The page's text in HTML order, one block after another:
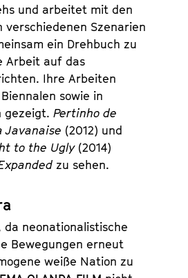
und arbeitet mit den
verschiedenen Szenarien
ein Drehbuch zu
Arbeit auf das
Ihre Arbeiten
sowie in
gezeigt. Pertinho de
Javanaise (2012) und
to the Ugly(2014)
zu sehen.
neonationalistische
Bewegungen erneut
weiße Nation zu